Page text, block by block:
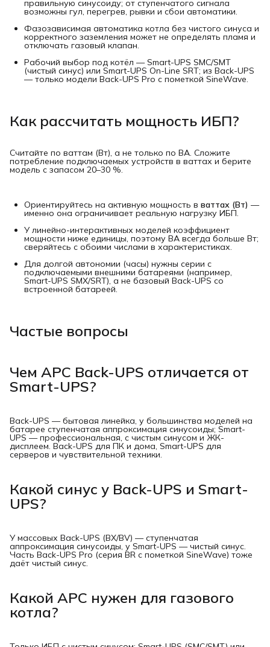
правильную синусоиду; от ступенчатого сигнала
возможны гул, перегрев, рывки и сбои автоматики.
Фазозависимая автоматика котла без чистого синуса и
корректного заземления может не определять пламя и
отключать газовый клапан.
Рабочий выбор под котёл — Smart-UPS SMC/SMT
(чистый синус) или Smart-UPS On-Line SRT; из Back-UPS
— только модели Back-UPS Pro с пометкой SineWave.
Как рассчитать мощность ИБП?
Считайте по ваттам (Вт), а не только по ВА. Сложите
потребление подключаемых устройств в ваттах и берите
модель с запасом 20–30 %.
Ориентируйтесь на активную мощность в ваттах (Вт) —
именно она ограничивает реальную нагрузку ИБП.
У линейно-интерактивных моделей коэффициент
мощности ниже единицы, поэтому ВА всегда больше Вт;
сверяйтесь с обоими числами в характеристиках.
Для долгой автономии (часы) нужны серии с
подключаемыми внешними батареями (например,
Smart-UPS SMX/SRT), а не базовый Back-UPS со
встроенной батареей.
Частые вопросы
Чем APC Back-UPS отличается от
Smart-UPS?
Back-UPS — бытовая линейка, у большинства моделей на
батарее ступенчатая аппроксимация синусоиды; Smart-
UPS — профессиональная, с чистым синусом и ЖК-
дисплеем. Back-UPS для ПК и дома, Smart-UPS для
серверов и чувствительной техники.
Какой синус у Back-UPS и Smart-
UPS?
У массовых Back-UPS (BX/BV) — ступенчатая
аппроксимация синусоиды, у Smart-UPS — чистый синус.
Часть Back-UPS Pro (серия BR с пометкой SineWave) тоже
даёт чистый синус.
Какой APC нужен для газового
котла?